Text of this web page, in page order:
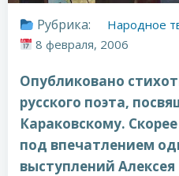
Рубрика:
Народное
8 февраля, 2006
Опубликовано
русского поэта,
Караковскому.
под впечатлением
выступлений Алексея